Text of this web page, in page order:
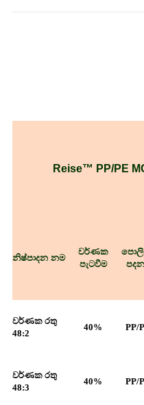
Reise™ PP/PE
නිෂ්පාදන නම
වර්ණක
පැටවීම
වර්ණක රතු
48:2
40% PP/
වර්ණක රතු
48:3
40% PP/